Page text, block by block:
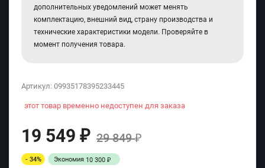
дополнительных уведомлений может менять
комплектацию, внешний вид, страну производства и
технические характеристики модели. Проверяйте в
момент получения товара.
Артикул: 09935178395233445
этот товар временно недоступен для заказа
19 549 ₽ 29 849₽
- 34% Экономия 10 300 ₽